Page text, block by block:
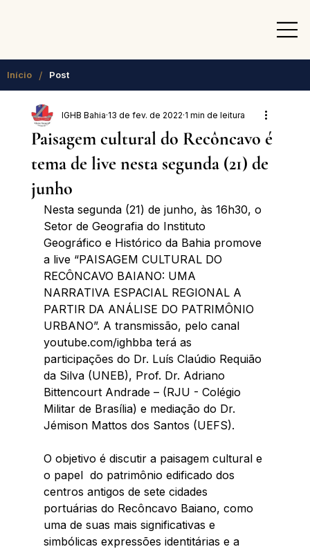
Início / Post
Paisagem cultural do Recôncavo é
tema de live nesta segunda (21) de
junho
IGHB Bahia 13 de fev. de 2022 1 min de leitura
Nesta segunda (21) de junho, às 16h30, o
Setor de Geografia do Instituto
Geográfico e Histórico da Bahia promove
a live “PAISAGEM CULTURAL DO
RECÔNCAVO BAIANO: UMA
NARRATIVA ESPACIAL REGIONAL A
PARTIR DA ANÁLISE DO PATRIMÔNIO
URBANO”. A transmissão, pelo canal
youtube.com/ighbba terá as
participações do Dr. Luís Claúdio Requião
da Silva (UNEB), Prof. Dr. Adriano
Bittencourt Andrade – (RJU - Colégio
Militar de Brasília) e mediação do Dr.
Jémison Mattos dos Santos (UEFS).
O objetivo é discutir a paisagem cultural e
o papel  do patrimônio edificado dos
centros antigos de sete cidades
portuárias do Recôncavo Baiano, como
uma de suas mais significativas e
simbólicas expressões identitárias e a